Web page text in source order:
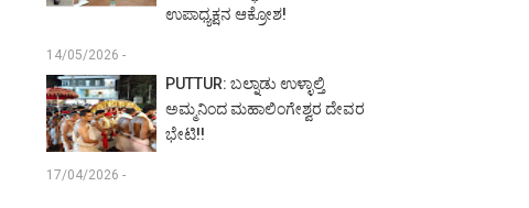
ಉಪಾಧ್ಯಕ್ಷನ ಆಕ್ರೋಶ!
14/05/2026 -
PUTTUR: ಬಲ್ನಾಡು ಉಳ್ಳಾಲ್ತಿ
ಅಮ್ಮನಿಂದ ಮಹಾಲಿಂಗೇಶ್ವರ ದೇವರ
ಭೇಟಿ!!
17/04/2026 -